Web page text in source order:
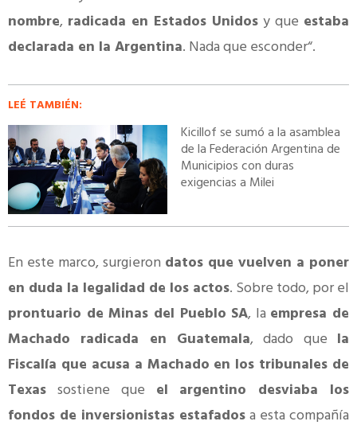
nombre, radicada en Estados Unidos y que estaba
declarada en la Argentina. Nada que esconder“.
LEÉ TAMBIÉN:
Kicillof se sumó a la asamblea
de la Federación Argentina de
Municipios con duras
exigencias a Milei
En este marco, surgieron datos que vuelven a poner
en duda la legalidad de los actos. Sobre todo, por el
prontuario de Minas del Pueblo SA, la empresa de
Machado radicada en Guatemala, dado que la
Fiscalía que acusa a Machado en los tribunales de
Texas sostiene que el argentino desviaba los
fondos de inversionistas estafadosa esta compañía